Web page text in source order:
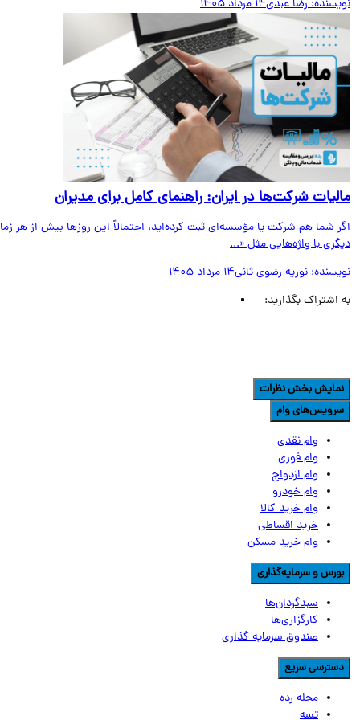
رضا عبدی14 مرداد 1405
شرکت‌ها در ایران: راهنمای کامل برای مدیران
شما هم شرکت یا مؤسسه‌ای ثبت کرده‌اید، احتمالاً این روزها بیش از هر زمان
با واژه‌هایی مثل «...
نوریه رضوی ثانی14 مرداد 1405
اشتراک بگذارید:
بخش نظرات
وام
وام نقدی
وام فوری
وام ازدواج
وام خودرو
وام خرید کالا
خرید اقساطی
وام خرید مسکن
و سرمایه‌گذاری
سبدگردان‌ها
کارگزاری‌ها
صندوق سرمایه گذاری
سریع
مجله رده
تسه